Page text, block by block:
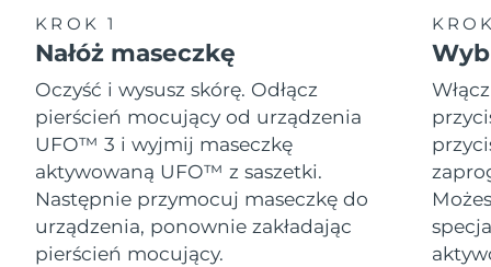
KROK 1
Nałóż maseczkę
Oczyść i wysusz skórę. Odłącz
pierścień mocujący od urządzenia
UFO™ 3 i wyjmij maseczkę
aktywowaną UFO™ z saszetki.
Następnie przymocuj maseczkę do
urządzenia, ponownie zakładając
pierścień mocujący.